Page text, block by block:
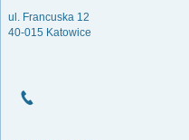
ul. Francuska 12
40-015 Katowice